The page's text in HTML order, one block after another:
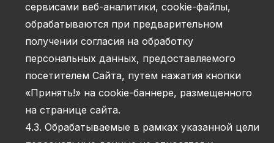
сервисами веб-аналитики, cookie-файлы,
обрабатываются при предварительном
получении согласия на обработку
персональных данных, предоставляемого
посетителем Сайта, путем нажатия кнопки
«Принять!» на cookie-баннере, размещенного
на странице сайта.
4.3. Обрабатываемые в рамках указанной цели